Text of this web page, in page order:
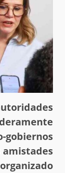
gobiernos
amistades